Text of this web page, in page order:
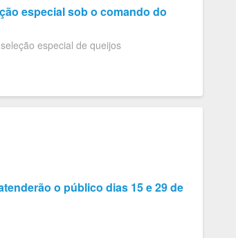
especial sob o comando do
especial de queijos
o público dias 15 e 29 de